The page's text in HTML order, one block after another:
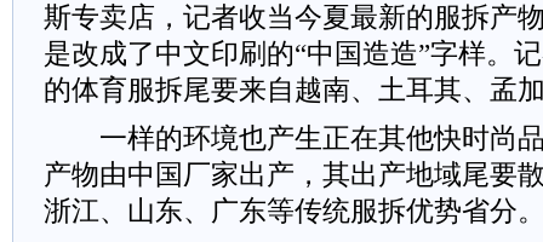
斯专卖店，记者收当今夏最新的服拆产
是改成了中文印刷的“中国造造”字样。
的体育服拆尾要来自越南、土耳其、孟
一样的环境也产生正在其他快时尚品
产物由中国厂家出产，其出产地域尾要
浙江、山东、广东等传统服拆优势省分